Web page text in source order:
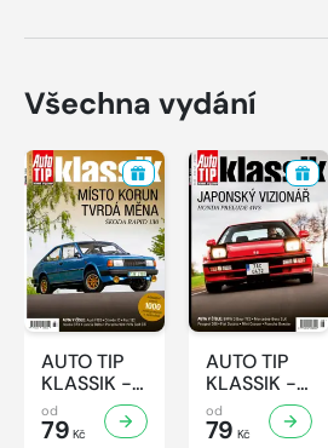
Všechna vydání
AUTO TIP
KLASSIK -
7/2026
od
79 Kč
AUTO TIP
KLASSIK -
6/2026
od
79 Kč